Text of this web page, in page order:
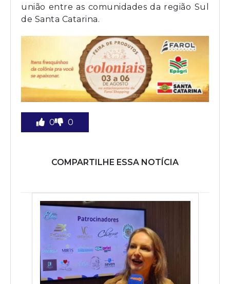
união entre as comunidades da região Sul
de Santa Catarina.
0 0
COMPARTILHE ESSA NOTÍCIA